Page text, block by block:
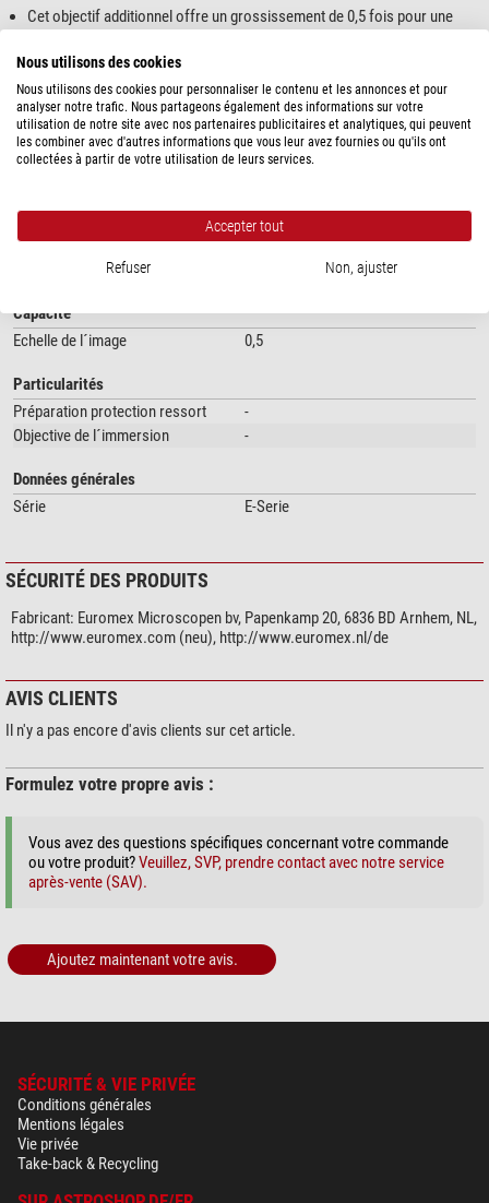
Cet objectif additionnel offre un grossissement de 0,5 fois pour une
À utiliser avec les microscopes de la série E équipés d'objectifs 2x/4x.
SPÉCIFICATIONS
Capacité
Echelle de l´image
0,5
Particularités
Préparation protection ressort
-
Objective de l´immersion
-
Données générales
Série
E-Serie
SÉCURITÉ DES PRODUITS
Fabricant: Euromex Microscopen bv, Papenkamp 20, 6836 BD Arnhem, NL,
http://www.euromex.com (neu), http://www.euromex.nl/de
AVIS CLIENTS
Il n'y a pas encore d'avis clients sur cet article.
Formulez votre propre avis :
Vous avez des questions spécifiques concernant votre commande
ou votre produit?Veuillez, SVP, prendre contact avec notre service
après-vente (SAV).
Ajoutez maintenant votre avis.
SÉCURITÉ & VIE PRIVÉE
Conditions générales
Mentions légales
Vie privée
Take-back & Recycling
Nous utilisons des cookies
Nous utilisons des cookies pour personnaliser le contenu et les annonces et pour
analyser notre trafic. Nous partageons également des informations sur votre
utilisation de notre site avec nos partenaires publicitaires et analytiques, qui peuvent
les combiner avec d'autres informations que vous leur avez fournies ou qu'ils ont
collectées à partir de votre utilisation de leurs services.
Accepter tout
Refuser Non, ajuster